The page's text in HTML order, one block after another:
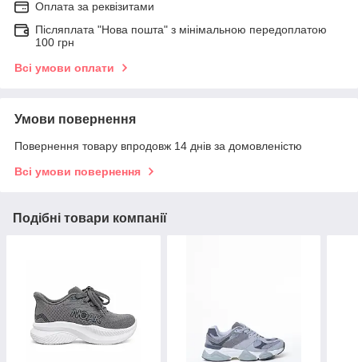
Оплата за реквізитами
Післяплата "Нова пошта" з мінімальною передоплатою
100 грн
Всі умови оплати
Умови повернення
Повернення товару впродовж 14 днів за домовленістю
Всі умови повернення
Подібні товари компанії